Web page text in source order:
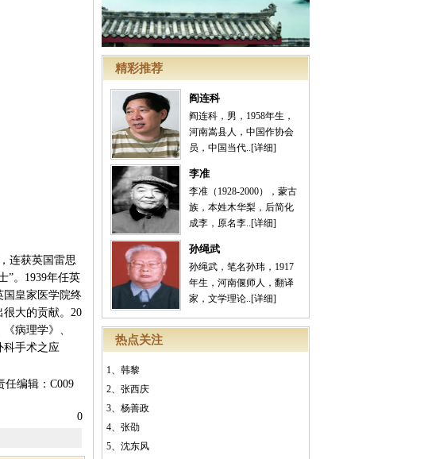
精彩推荐
阎连科
阎连科，男，1958年生，
河南嵩县人，中国作协会
员，中国当代..[详细]
李准
李准（1928-2000），蒙古
族，本姓木华梨，后简化
成李，原名李..[详细]
孙绳武
孙绳武，笔名孙玮，1917
年生，河南偃师人，翻译
家，文学理论..[详细]
热点关注
1、 韩黎
2、 张西庆
3、 杨善政
4、 张劭
5、 沈东风
连获英国雷思
”。1939年任英
皇家医学院终
大的贡献。20
病理学》、
科手术之应
任编辑：C009
0